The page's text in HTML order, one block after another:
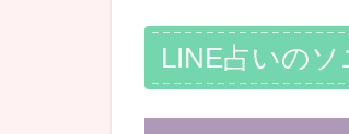
LINE占いの